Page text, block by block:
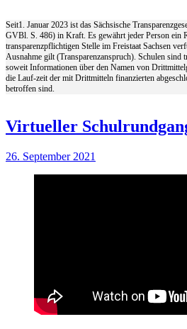
Seit1. Januar 2023 ist das Sächsische
GVBl. S. 486) in Kraft. Es gewährt jeder Person ein
transparenzpflichtigen Stelle im Freistaat Sachsen
Ausnahme gilt (Transparenzanspruch). Schulen sind
soweit Informationen über den Namen von
die Lauf-zeit der mit Drittmitteln finanzierten
betroffen sind.
Virtueller
26. September 2021